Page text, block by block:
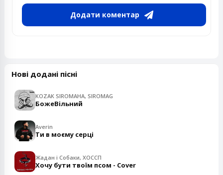
Додати коментар
Нові додані пісні
KOZAK SIROMAHA, SIROMAG
БожеВільний
Averin
Ти в моєму серці
Жадан і Собаки, ХОССП
Хочу бути твоїм псом - Cover